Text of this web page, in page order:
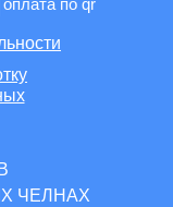
ЧЕЛНАХ
оплата по qr